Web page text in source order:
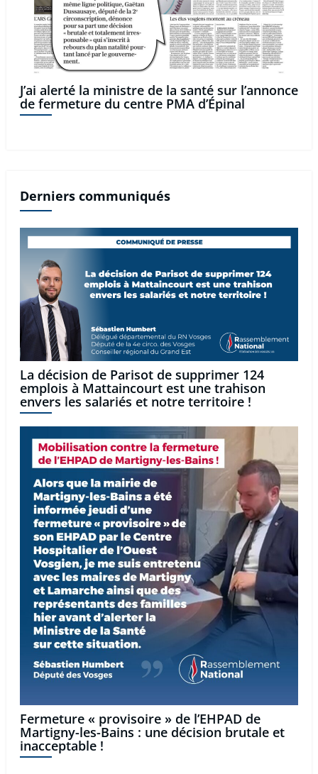
J’ai alerté la ministre de la santé sur l’annonce
de fermeture du centre PMA d’Épinal
Derniers communiqués
La décision de Parisot de supprimer 124
emplois à Mattaincourt est une trahison
envers les salariés et notre territoire !
Fermeture « provisoire » de l’EHPAD de
Martigny-les-Bains : une décision brutale et
inacceptable !